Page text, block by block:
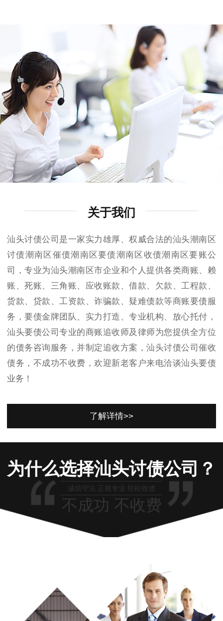
关于我们
汕头讨债公司是一家实力雄厚、权威合法的汕头潮南区
讨债潮南区催债潮南区要债潮南区收债潮南区要账公
司，专业为汕头潮南区市企业和个人提供各类商账、赖
账、死账、三角账、应收账款、借款、欠款、工程款、
货款、贷款、工资款、诈骗款、疑难债款等商账要债服
务，要债金牌团队、实力打造、专业机构、放心托付，
汕头要债公司专业的商账追收师及律师为您提供全方位
的债务咨询服务，并制定追收方案，汕头讨债公司催收
债务，不成功不收费，欢迎新老客户来电洽谈汕头要债
业务！
了解详情>>
为什么选择汕头讨债公司？
诚信守法 正规专业 轻松收债
不成功 不收费